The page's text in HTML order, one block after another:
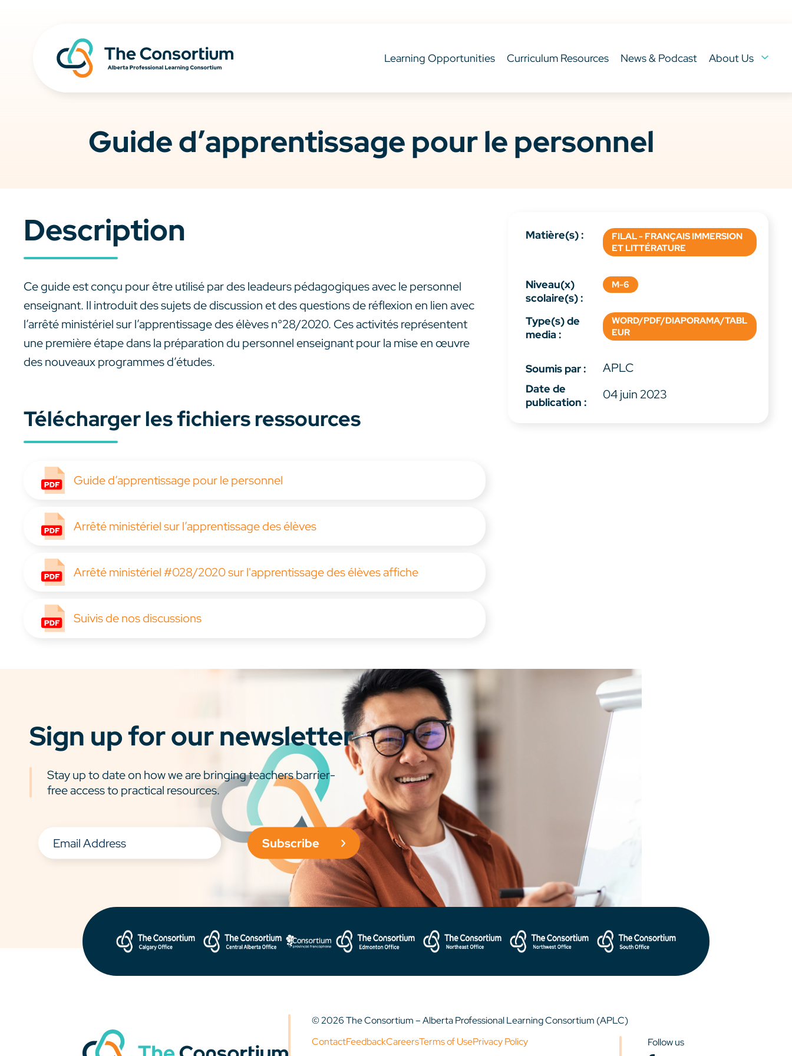
Learning Opportunities Curriculum Resources News & Podcast About Us
Guide d’apprentissage pour le personnel
Description
Ce guide est conçu pour être utilisé par des leadeurs pédagogiques avec le personnel
enseignant. Il introduit des sujets de discussion et des questions de réflexion en lien avec
l’arrêté ministériel sur l’apprentissage des élèves n°28/2020. Ces activités représentent
une première étape dans la préparation du personnel enseignant pour la mise en œuvre
des nouveaux programmes d’études.
Télécharger les fichiers ressources
Guide d’apprentissage pour le personnel
Arrêté ministériel sur l’apprentissage des élèves
Arrêté ministériel #028/2020 sur l'apprentissage des élèves affiche
Suivis de nos discussions
Matière(s) :
FILAL - FRANÇAIS IMMERSION
ET LITTÉRATURE
Niveau(x)
scolaire(s) :
M-6
Type(s) de
media :
WORD/PDF/DIAPORAMA/TABL
EUR
Soumis par : APLC
Date de
publication :
04 juin 2023
Sign up for our newsletter
Stay up to date on how we are bringing teachers barrier-
free access to practical resources.
Subscribe
© 2026 The Consortium – Alberta Professional Learning Consortium (APLC)
ContactFeedbackCareersTerms of UsePrivacy Policy Follow us